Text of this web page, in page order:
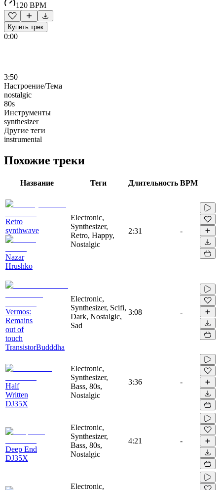
120 BPM
Купить трек
0:00
3:50
Настроение/Тема
nostalgic
80s
Инструменты
synthesizer
Другие теги
instrumental
Похожие треки
Название Теги Длительность BPM
Retro
synthwave
Nazar
Hrushko
Electronic,
Synthesizer,
Retro, Happy,
Nostalgic
2:31 -
Vermos:
Remains
out of
touch
TransistorBudddha
Electronic,
Synthesizer, Scifi,
Dark, Nostalgic,
Sad
3:08 -
Half
Written
DJ35X
Electronic,
Synthesizer,
Bass, 80s,
Nostalgic
3:36 -
Deep End
DJ35X
Electronic,
Synthesizer,
Bass, 80s,
Nostalgic
4:21 -
Electronic,